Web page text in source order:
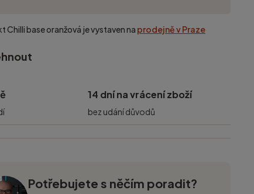
Chilli base oranžová je vystaven na prodejně v Praze
14 dní na vrácení zboží
bez udání důvodů
Potřebujete s něčím poradit?